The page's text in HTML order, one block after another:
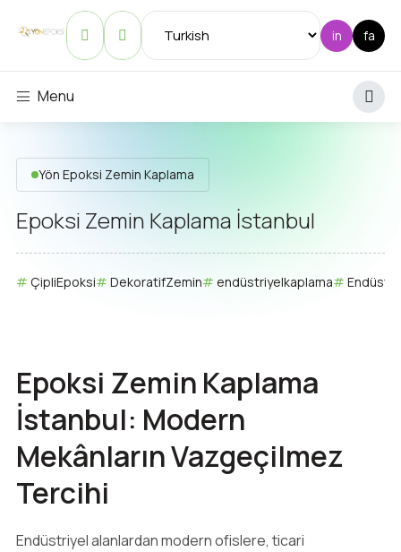
Menu
Yön Epoksi Zemin Kaplama
Epoksi Zemin Kaplama İstanbul
ÇipliEpoksi DekoratifZemin endüstriyelkaplama
Epoksi Zemin Kaplama
İstanbul: Modern
Mekânların Vazgeçilmez
Tercihi
Endüstriyel alanlardan modern ofislere, ticari